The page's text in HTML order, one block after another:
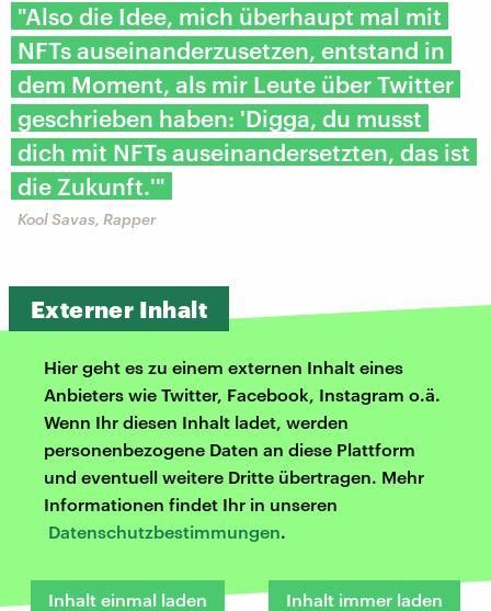
"Also die Idee, mich überhaupt mal mit
NFTs auseinanderzusetzen, entstand in
dem Moment, als mir Leute über Twitter
geschrieben haben: 'Digga, du musst
dich mit NFTs auseinandersetzten, das ist
die Zukunft.'"
Kool Savas, Rapper
Externer Inhalt
Hier geht es zu einem externen Inhalt eines
Anbieters wie Twitter, Facebook, Instagram o.ä.
Wenn Ihr diesen Inhalt ladet, werden
personenbezogene Daten an diese Plattform
und eventuell weitere Dritte übertragen. Mehr
Informationen findet Ihr in unseren
Datenschutzbestimmungen.
Inhalt einmal laden Inhalt immer laden